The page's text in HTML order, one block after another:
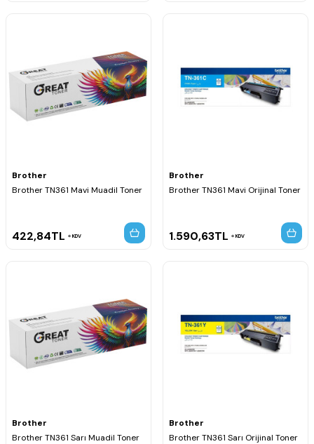
Brother
Brother TN361 Mavi Muadil Toner
422,84TL KDV
Brother
Brother TN361 Mavi Orijinal Toner
1.590,63TL KDV
Brother
Brother TN361 Sarı Muadil Toner
Brother
Brother TN361 Sarı Orijinal Toner